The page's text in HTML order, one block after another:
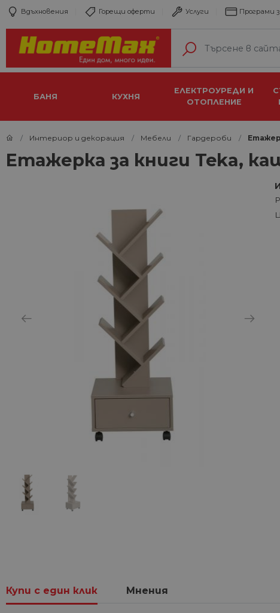
Вдъхновения Горещи оферти Услуги Програми
БАНЯ КУХНЯ
ЕЛЕКТРОУРЕДИ И
ОТОПЛЕНИЕ
Интериор и декорация Мебели Гардероби
Етажерка за книги Teka,
Купи с един клик Мнения